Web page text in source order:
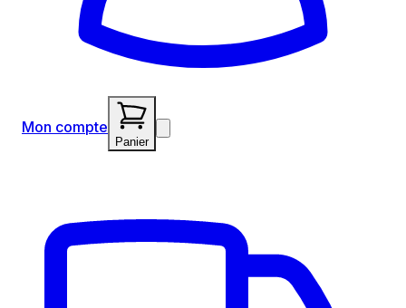
Mon compte
Panier